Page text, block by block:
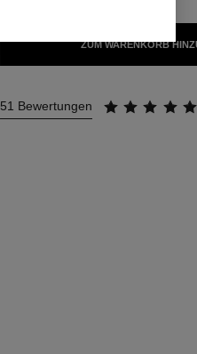
ZUM WARENKORB
51 Bewertungen